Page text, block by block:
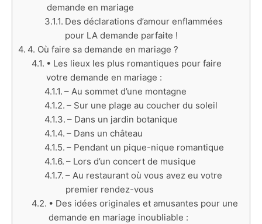
demande en mariage
Des déclarations d’amour enflammées
pour LA demande parfaite !
4. Où faire sa demande en mariage ?
• Les lieux les plus romantiques pour faire
votre demande en mariage :
– Au sommet d’une montagne
– Sur une plage au coucher du soleil
– Dans un jardin botanique
– Dans un château
– Pendant un pique-nique romantique
– Lors d’un concert de musique
– Au restaurant où vous avez eu votre
premier rendez-vous
• Des idées originales et amusantes pour une
demande en mariage inoubliable :